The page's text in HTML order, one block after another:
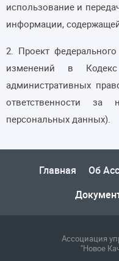
использование и
информации,
2. Проект
изменений в
административных
ответственности за
персональных данных).
Главная Об
Ассоциация
"Новое